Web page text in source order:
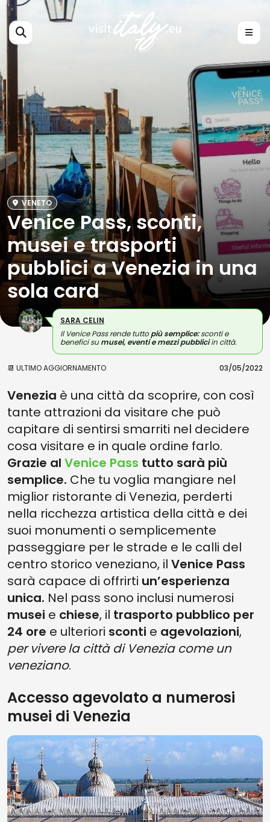
VENETO
Venice Pass, sconti,
musei e trasporti
pubblici a Venezia in una
sola card
SARA CELIN
Il Venice Pass rende tutto più semplice:sconti e
benefici sumusei, eventi e mezzi pubbliciin città.
📆 ULTIMO AGGIORNAMENTO 03/05/2022
Venezia è una città da scoprire, con così
tante attrazioni da visitare che può
capitare di sentirsi smarriti nel decidere
cosa visitare e in quale ordine farlo.
Grazie al Venice Pass tutto sarà più
semplice. Che tu voglia mangiare nel
miglior ristorante di Venezia, perderti
nella ricchezza artistica della città e dei
suoi monumenti o semplicemente
passeggiare per le strade e le calli del
centro storico veneziano, il Venice Pass
sarà capace di offrirti un’esperienza
unica. Nel pass sono inclusi numerosi
musei e chiese, il trasporto pubblico per
24 ore e ulteriori sconti e agevolazioni,
per vivere la città di Venezia come un
veneziano.
Accesso agevolato a numerosi
musei di Venezia